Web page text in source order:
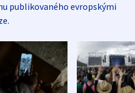
publikovaného evropskými